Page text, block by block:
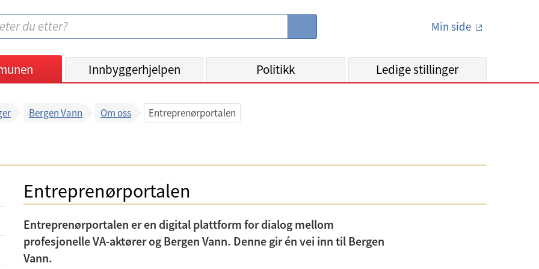
S
Min side
Innbyggerhjelpen Politikk Ledige stillinger
Bergen Vann Om oss Entreprenørportalen
Entreprenørportalen
Entreprenørportalen er en digital plattform for dialog mellom
profesjonelle VA-aktører og Bergen Vann. Denne gir én vei inn til Bergen
Vann.